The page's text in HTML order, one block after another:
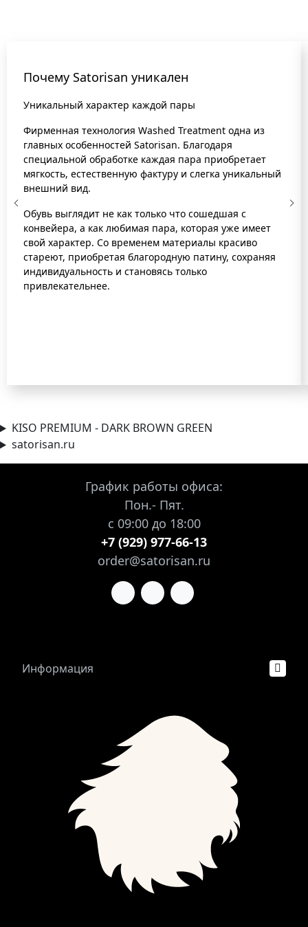
Почему Satorisan уникален
Уникальный характер каждой пары
Фирменная технология Washed Treatment одна из
главных особенностей Satorisan. Благодаря
специальной обработке каждая пара приобретает
мягкость, естественную фактуру и слегка уникальный
внешний вид.
Обувь выглядит не как только что сошедшая с
конвейера, а как любимая пара, которая уже имеет
свой характер. Со временем материалы красиво
стареют, приобретая благородную патину, сохраняя
индивидуальность и становясь только
привлекательнее.
KISO PREMIUM - DARK BROWN GREEN
satorisan.ru
График работы офиса:
Пон.- Пят.
с 09:00 до 18:00
+7 (929) 977-66-13
order@satorisan.ru
Информация